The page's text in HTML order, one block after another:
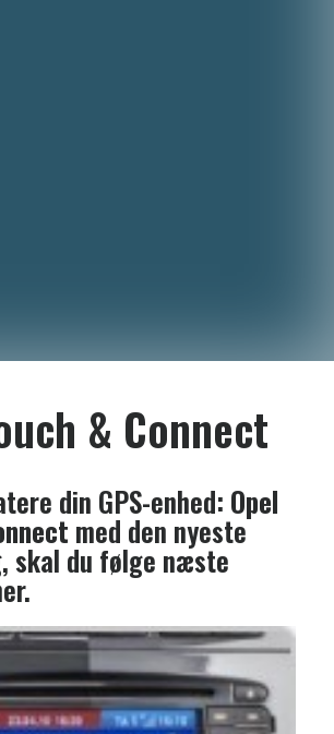
& Connect
din GPS-enhed: Opel
med den nyeste
skal du følge næste